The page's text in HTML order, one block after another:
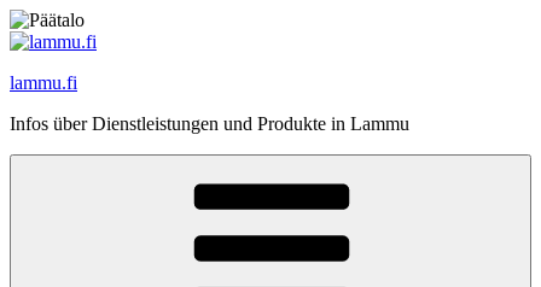
Zum
Inhalt
lammu.fi
Infos über Dienstleistungen und Produkte in Lammu